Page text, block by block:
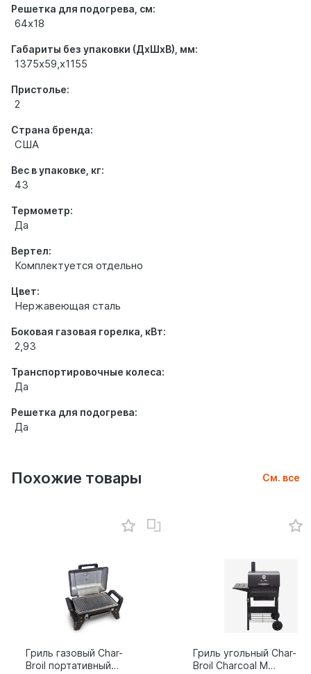
Решетка для подогрева, см:
64х18
Габариты без упаковки (ДхШхВ), мм:
1375х59,х1155
Пристолье:
2
Страна бренда:
США
Вес в упаковке, кг:
43
Термометр:
Да
Вертел:
Комплектуется отдельно
Цвет:
Нержавеющая сталь
Боковая газовая горелка, кВт:
2,93
Транспортировочные колеса:
Да
Решетка для подогрева:
Да
Похожие товары См. все
Гриль газовый Char-
Broil портативный
Гриль угольный Char-
Broil Charcoal M